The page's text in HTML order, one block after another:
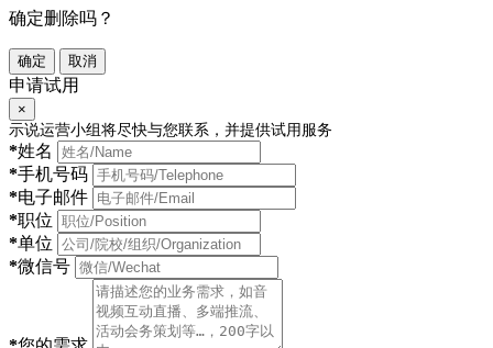
确定删除吗？
确定 取消
申请试用
×
示说运营小组将尽快与您联系，并提供试用服务
*姓名
*手机号码
*电子邮件
*职位
*单位
*微信号